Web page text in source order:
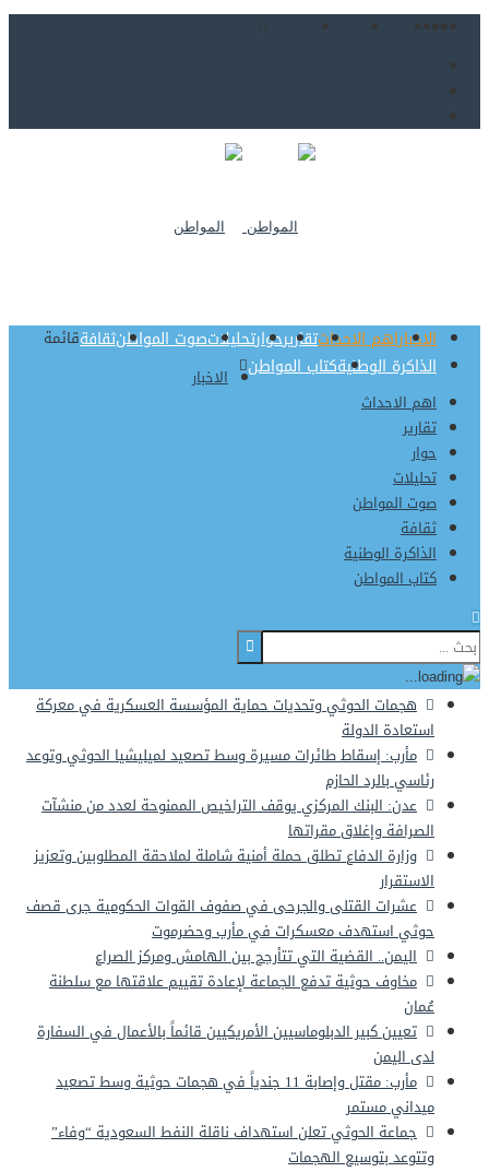
من نحن اتصل بنا
الاخباراهم الاحداثتقاريرحوارتحليلاتصوت المواطنثقافة
الذاكرة الوطنيةكتاب المواطن
قائمة
الاخبار
اهم الاحداث
تقارير
حوار
تحليلات
صوت المواطن
ثقافة
الذاكرة الوطنية
كتاب المواطن
هجمات الحوثي وتحديات حماية المؤسسة العسكرية في معركة
استعادة الدولة
مأرب: إسقاط طائرات مسيرة وسط تصعيد لميليشيا الحوثي وتوعد
رئاسي بالرد الحازم
عدن: البنك المركزي يوقف التراخيص الممنوحة لعدد من منشآت
الصرافة وإغلاق مقراتها
وزارة الدفاع تطلق حملة أمنية شاملة لملاحقة المطلوبين وتعزيز
الاستقرار
عشرات القتلى والجرحى في صفوف القوات الحكومية جرى قصف
حوثي استهدف معسكرات في مأرب وحضرموت
اليمن.. القضية التي تتأرجح بين الهامش ومركز الصراع
مخاوف حوثية تدفع الجماعة لإعادة تقييم علاقتها مع سلطنة
عُمان
تعيين كبير الدبلوماسيين الأمريكيين قائماً بالأعمال في السفارة
لدى اليمن
مأرب: مقتل وإصابة 11 جندياً في هجمات حوثية وسط تصعيد
ميداني مستمر
جماعة الحوثي تعلن استهداف ناقلة النفط السعودية “وفاء”
وتتوعد بتوسيع الهجمات